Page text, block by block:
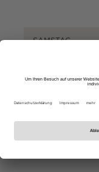
SAMSTAG
16.08.2026